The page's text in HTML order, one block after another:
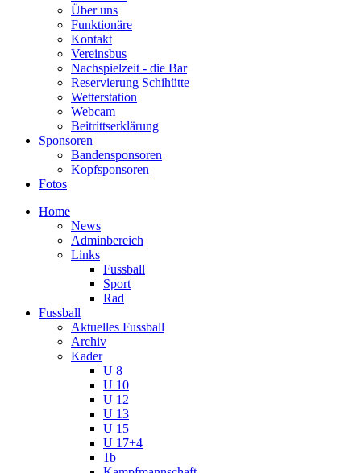
Über uns
Funktionäre
Kontakt
Vereinsbus
Nachspielzeit - die Bar
Reservierung Schihütte
Wetterstation
Webcam
Beitrittserklärung
Sponsoren
Bandensponsoren
Kopfsponsoren
Fotos
Home
News
Adminbereich
Links
Fussball
Sport
Rad
Fussball
Aktuelles Fussball
Archiv
Kader
U 8
U 10
U 12
U 13
U 15
U 17+4
1b